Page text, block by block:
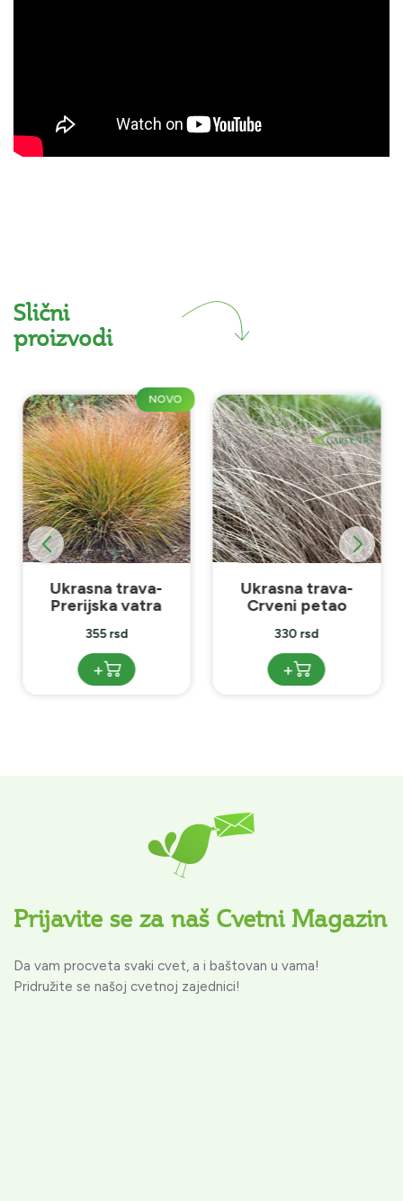
Slični
proizvodi
NOVO
Ukrasna trava-
Prerijska vatra
355 rsd
+
Ukrasna trava-
Crveni petao
330 rsd
+
Prijavite se za naš Cvetni Magazin
Da vam procveta svaki cvet, a i baštovan u vama!
Pridružite se našoj cvetnoj zajednici!